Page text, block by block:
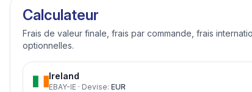
Calculateur
Frais de valeur finale, frais par commande, frais
optionnelles.
Ireland
EBAY-IE· Devise: EUR